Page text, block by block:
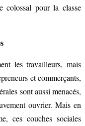
colossal pour la classe
les travailleurs, mais
et commerçants,
sont aussi menacés,
ouvrier. Mais en
ces couches sociales